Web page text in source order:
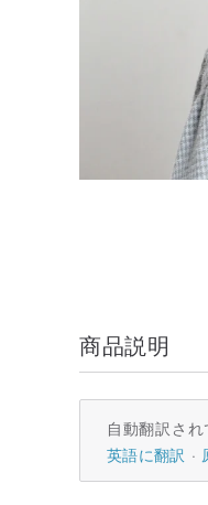
商品説明
自動翻訳さ
英語に翻訳